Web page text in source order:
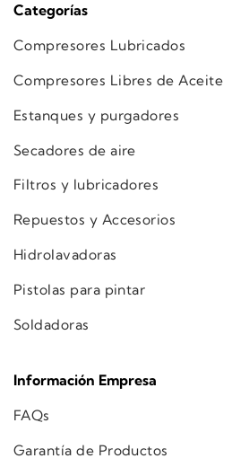
Categorías
Compresores Lubricados
Compresores Libres de Aceite
Estanques y purgadores
Secadores de aire
Filtros y lubricadores
Repuestos y Accesorios
Hidrolavadoras
Pistolas para pintar
Soldadoras
Información Empresa
FAQs
Garantía de Productos